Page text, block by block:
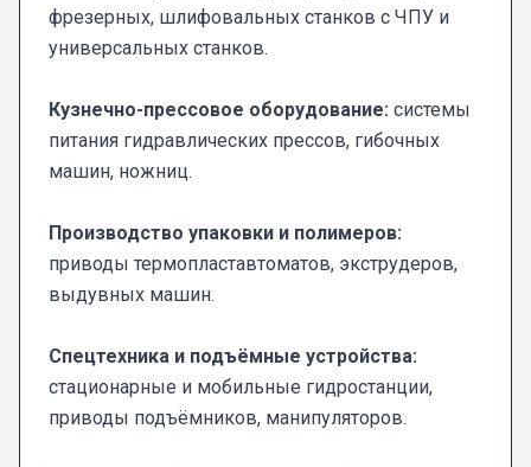
фрезерных, шлифовальных станков с ЧПУ и
универсальных станков.
Кузнечно-прессовое оборудование: системы
питания гидравлических прессов, гибочных
машин, ножниц.
Производство упаковки и полимеров:
приводы термопластавтоматов, экструдеров,
выдувных машин.
Спецтехника и подъёмные устройства:
стационарные и мобильные гидростанции,
приводы подъёмников, манипуляторов.